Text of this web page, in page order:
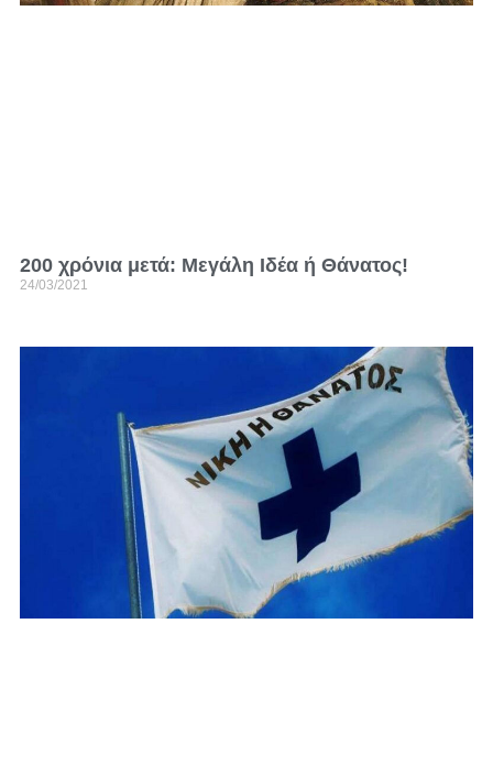
200 χρόνια μετά: Μεγάλη Ιδέα ή Θάνατος!
24/03/2021